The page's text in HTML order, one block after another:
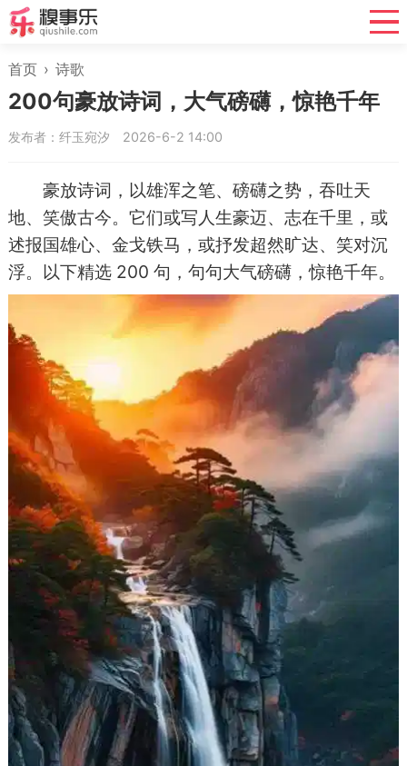
首页 › 诗歌
200句豪放诗词，大气磅礴，惊艳千年
发布者：纤玉宛汐 2026-6-2 14:00
豪放诗词，以雄浑之笔、磅礴之势，吞吐天
地、笑傲古今。它们或写人生豪迈、志在千里，或
述报国雄心、金戈铁马，或抒发超然旷达、笑对沉
浮。以下精选 200 句，句句大气磅礴，惊艳千年。